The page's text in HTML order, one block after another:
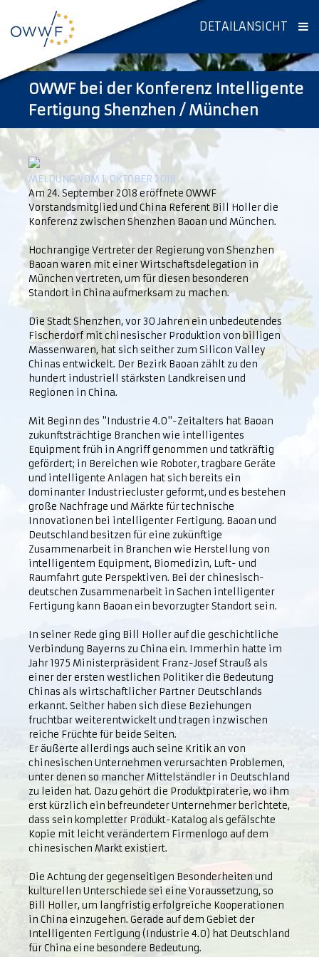
DETAILANSICHT
OWWF bei der Konferenz Intelligente
Fertigung Shenzhen / München
MELDUNG VOM 1. OKTOBER 2018
Am 24. September 2018 eröffnete OWWF
Vorstandsmitglied und China Referent Bill Holler die
Konferenz zwischen Shenzhen Baoan und München.
Hochrangige Vertreter der Regierung von Shenzhen
Baoan waren mit einer Wirtschaftsdelegation in
München vertreten, um für diesen besonderen
Standort in China aufmerksam zu machen.
Die Stadt Shenzhen, vor 30 Jahren ein unbedeutendes
Fischerdorf mit chinesischer Produktion von billigen
Massenwaren, hat sich seither zum Silicon Valley
Chinas entwickelt. Der Bezirk Baoan zählt zu den
hundert industriell stärksten Landkreisen und
Regionen in China.
Mit Beginn des "Industrie 4.0"-Zeitalters hat Baoan
zukunftsträchtige Branchen wie intelligentes
Equipment früh in Angriff genommen und tatkräftig
gefördert; in Bereichen wie Roboter, tragbare Geräte
und intelligente Anlagen hat sich bereits ein
dominanter Industriecluster geformt, und es bestehen
große Nachfrage und Märkte für technische
Innovationen bei intelligenter Fertigung. Baoan und
Deutschland besitzen für eine zukünftige
Zusammenarbeit in Branchen wie Herstellung von
intelligentem Equipment, Biomedizin, Luft- und
Raumfahrt gute Perspektiven. Bei der chinesisch-
deutschen Zusammenarbeit in Sachen intelligenter
Fertigung kann Baoan ein bevorzugter Standort sein.
In seiner Rede ging Bill Holler auf die geschichtliche
Verbindung Bayerns zu China ein. Immerhin hatte im
Jahr 1975 Ministerpräsident Franz-Josef Strauß als
einer der ersten westlichen Politiker die Bedeutung
Chinas als wirtschaftlicher Partner Deutschlands
erkannt. Seither haben sich diese Beziehungen
fruchtbar weiterentwickelt und tragen inzwischen
reiche Früchte für beide Seiten.
Er äußerte allerdings auch seine Kritik an von
chinesischen Unternehmen verursachten Problemen,
unter denen so mancher Mittelständler in Deutschland
zu leiden hat. Dazu gehört die Produktpiraterie, wo ihm
erst kürzlich ein befreundeter Unternehmer berichtete,
dass sein kompletter Produkt-Katalog als gefälschte
Kopie mit leicht verändertem Firmenlogo auf dem
chinesischen Markt existiert.
Die Achtung der gegenseitigen Besonderheiten und
kulturellen Unterschiede sei eine Voraussetzung, so
Bill Holler, um langfristig erfolgreiche Kooperationen
in China einzugehen. Gerade auf dem Gebiet der
Intelligenten Fertigung (Industrie 4.0) hat Deutschland
für China eine besondere Bedeutung.